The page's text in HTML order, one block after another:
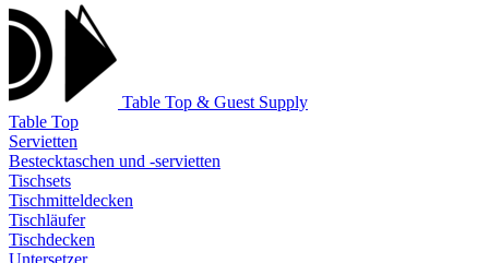
Table Top & Guest Supply
Table Top
Servietten
Bestecktaschen und -servietten
Tischsets
Tischmitteldecken
Tischläufer
Tischdecken